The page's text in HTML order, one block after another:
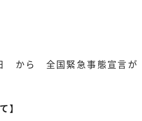
から 全国緊急事態宣言が
】